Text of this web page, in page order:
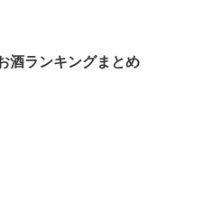
酒ランキングまとめ